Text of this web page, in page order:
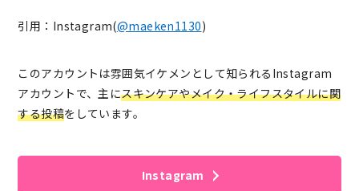
引用：Instagram(@maeken1130)
このアカウントは雰囲気イケメンとして知られるInstagram
アカウントで、主にスキンケアやメイク・ライフスタイルに関
する投稿をしています。
Instagram